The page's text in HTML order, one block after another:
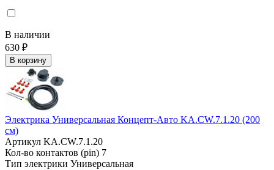
В наличии
630 ₽
В корзину
Электрика Универсальная Концепт-Авто KA.CW.7.1.20 (200
см)
Артикул KA.CW.7.1.20
Кол-во контактов (pin) 7
Тип электрики Универсальная